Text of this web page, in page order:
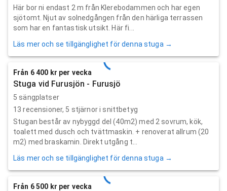
Här bor ni endast 2 m från Klerebodammen och har egen
sjötomt. Njut av solnedgången från den härliga terrassen
som har en fantastisk utsikt. Här fi...
Läs mer och se tillgänglighet för denna stuga →
Från 6 400 kr per vecka
Stuga vid Furusjön - Furusjö
5 sängplatser
13 recensioner, 5 stjärnor i snittbetyg
Stugan består av nybyggd del (40m2) med 2 sovrum, kök,
toalett med dusch och tvättmaskin. + renoverat allrum (20
m2) med braskamin. Direkt utgång t...
Läs mer och se tillgänglighet för denna stuga →
Från 6 500 kr per vecka